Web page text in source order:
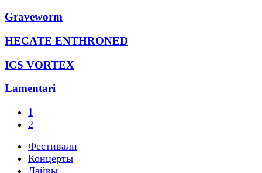
Graveworm
HECATE ENTHRONED
ICS VORTEX
Lamentari
1
2
Фестивали
Концерты
Лайвы